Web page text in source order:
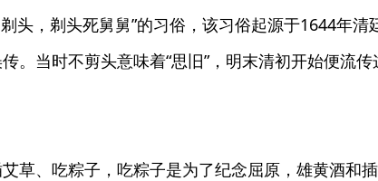
头，剃头死舅舅”的习俗，该习俗起源于1644年清
。当时不剪头意味着“思旧”，明末清初开始便流
草、吃粽子，吃粽子是为了纪念屈原，雄黄酒和